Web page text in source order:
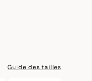
Guide des tailles